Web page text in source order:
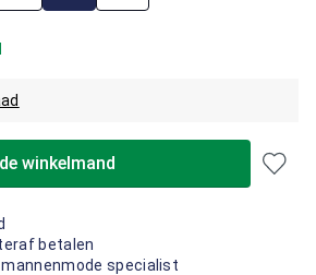
winkelmand
betalen
specialist